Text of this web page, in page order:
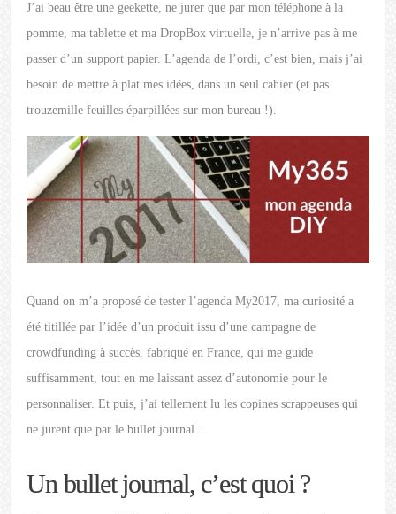
J’ai beau être une geekette, ne jurer que par mon téléphone à la
pomme, ma tablette et ma DropBox virtuelle, je n’arrive pas à me
passer d’un support papier. L’agenda de l’ordi, c’est bien, mais j’ai
besoin de mettre à plat mes idées, dans un seul cahier (et pas
trouzemille feuilles éparpillées sur mon bureau !).
Quand on m’a proposé de tester l’agenda My2017, ma curiosité a
été titillée par l’idée d’un produit issu d’une campagne de
crowdfunding à succès, fabriqué en France, qui me guide
suffisamment, tout en me laissant assez d’autonomie pour le
personnaliser. Et puis, j’ai tellement lu les copines scrappeuses qui
ne jurent que par le bullet journal…
Un bullet journal, c’est quoi ?